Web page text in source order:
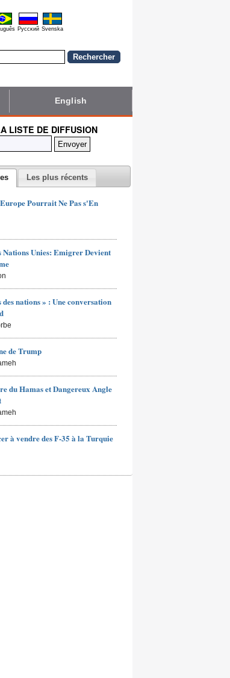
Pyccĸий Svenska
English
LISTE DE DIFFUSION
Les plus récents
Pourrait Ne Pas s'En
Nations Unies: Emigrer Devient
nations » : Une conversation
de Trump
du Hamas et Dangereux Angle
à vendre des F-35 à la Turquie